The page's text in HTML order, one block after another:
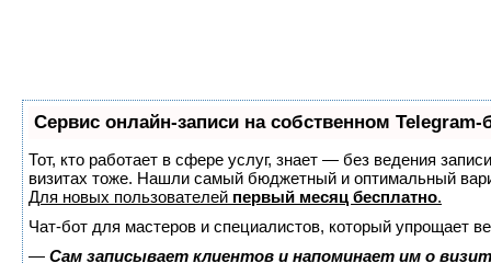
Сервис онлайн-записи на собственном Telegram-
Тот, кто работает в сфере услуг, знает — без ведения
визитах тоже. Нашли самый бюджетный и оптимальный
Для новых пользователей первый месяц бесплатно.
Чат-бот для мастеров и специалистов, который упрощает
— Сам записывает клиентов и напоминает им о